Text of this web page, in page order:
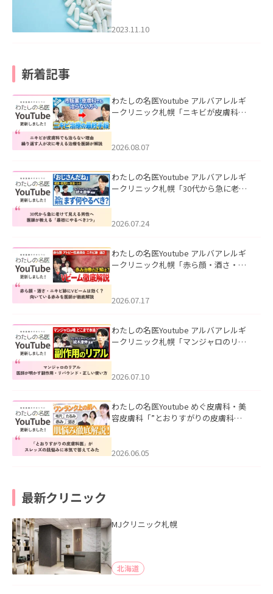
2023.11.10
新着記事
わたしの名医Youtube アルバアレルギ
ークリニック札幌「ニキビが皮膚科で
ました。
2026.08.07
わたしの名医Youtube アルバアレルギ
ークリニック札幌「30代から急に老け
た。
2026.07.24
わたしの名医Youtube アルバアレルギ
ークリニック札幌「赤ら顔・酒さ・ニ
した。
2026.07.17
わたしの名医Youtube アルバアレルギ
ークリニック札幌「マンジャロのリア
た。
2026.07.10
わたしの名医Youtube めぐ皮膚科・美
容皮膚科「”とおりすがりの皮膚科
2026.06.05
最新クリニック
MJクリニック札幌
北海道